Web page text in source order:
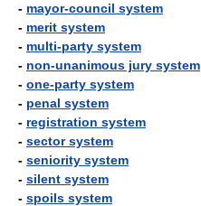
- mayor-council system
- merit system
- multi-party system
- non-unanimous jury system
- one-party system
- penal system
- registration system
- sector system
- seniority system
- silent system
- spoils system